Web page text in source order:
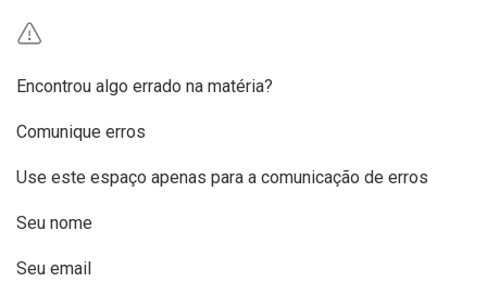
Encontrou algo errado na matéria?
Comunique erros
Use este espaço apenas para a comunicação de erros
Seu nome
Seu email